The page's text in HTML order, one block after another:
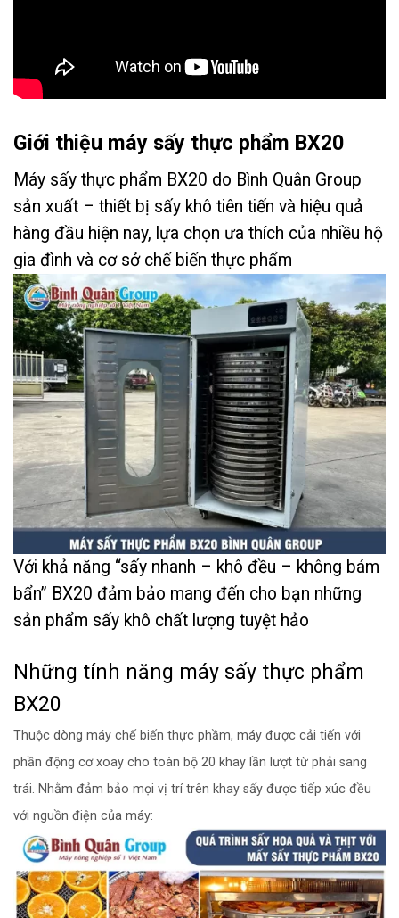
Giới thiệu máy sấy thực phẩm BX20
Máy sấy thực phẩm BX20 do Bình Quân Group
sản xuất – thiết bị sấy khô tiên tiến và hiệu quả
hàng đầu hiện nay, lựa chọn ưa thích của nhiều hộ
gia đình và cơ sở chế biến thực phẩm
Với khả năng “sấy nhanh – khô đều – không bám
bẩn” BX20 đảm bảo mang đến cho bạn những
sản phẩm sấy khô chất lượng tuyệt hảo
Những tính năng máy sấy thực phẩm
BX20
Thuộc dòng máy chế biến thực phầm, máy được cải tiến với
phần động cơ xoay cho toàn bộ 20 khay lần lượt từ phải sang
trái. Nhằm đảm bảo mọi vị trí trên khay sấy được tiếp xúc đều
với nguồn điện của máy: